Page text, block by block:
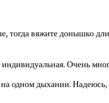
тогда вяжите донышко
Очень
одном дыхании. Надеюсь,